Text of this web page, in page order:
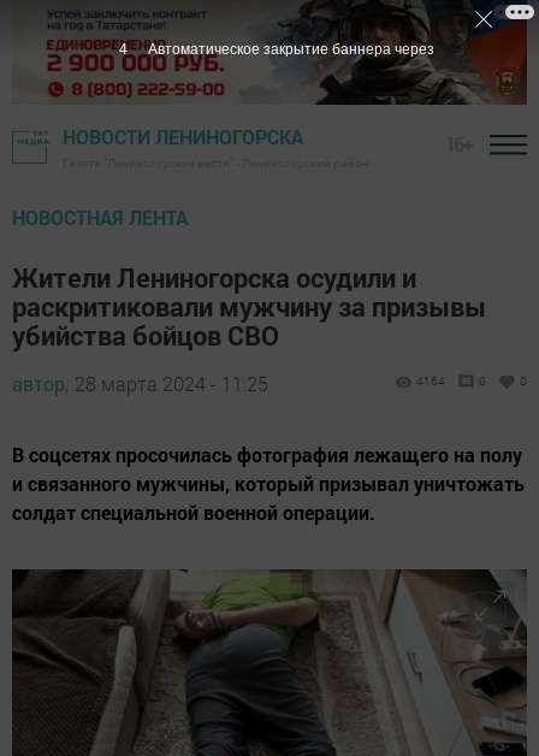
НОВОСТИ ЛЕНИНОГОРСКА
НОВОСТНАЯ ЛЕНТА
Жители Лениногорска осудили и
раскритиковали мужчину за призывы
убийства бойцов СВО
автор, 28 марта 2024 - 11:25 4164 0 0
В соцсетях просочилась фотография лежащего на полу
и связанного мужчины, который призывал уничтожать
солдат специальной военной операции.
3 Автоматическое закрытие баннера через